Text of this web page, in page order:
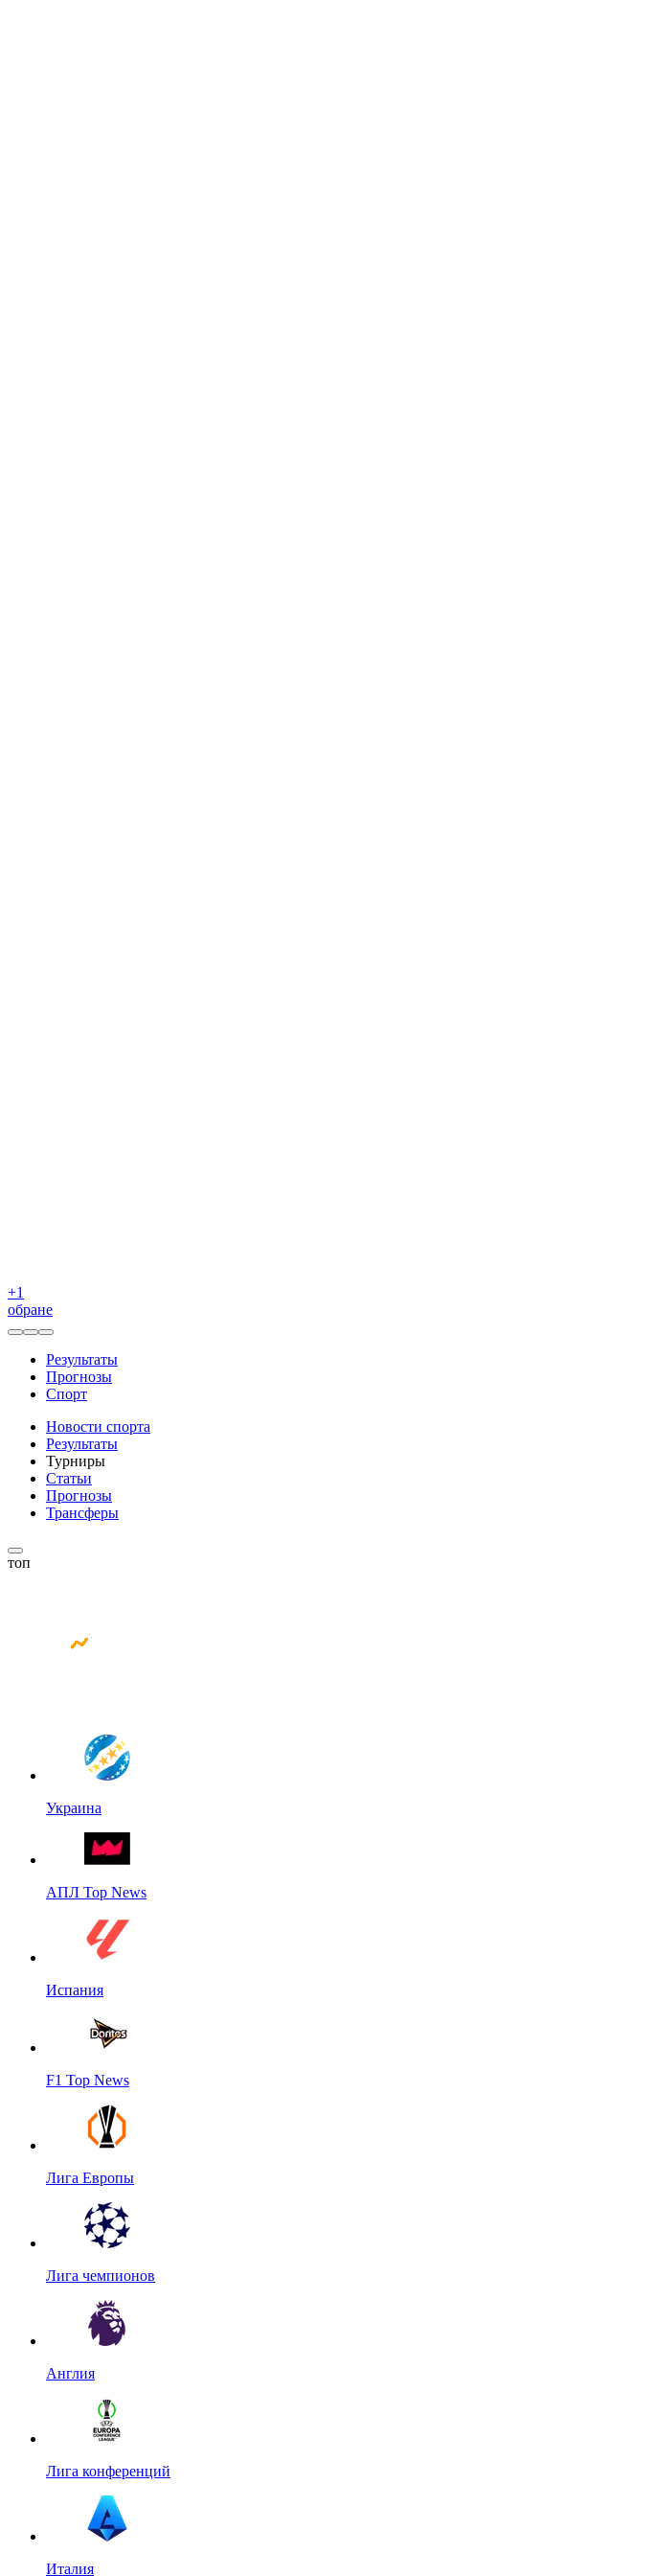
+1
обране
Результаты
Прогнозы
Спорт
Новости спорта
Результаты
Турниры
Статьи
Прогнозы
Трансферы
топ
Украина
АПЛ Top News
Испания
F1 Top News
Лига Европы
Лига чемпионов
Англия
Лига конференций
Италия